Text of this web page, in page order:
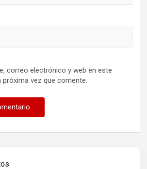
correo electrónico y web en este
próxima vez que comente.